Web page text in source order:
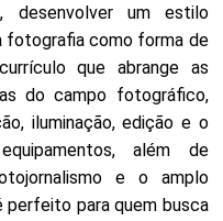
desenvolver um estilo
fotografia como forma de
que abrange as
do campo fotográfico,
iluminação, edição e o
além de
e o amplo
perfeito para quem busca